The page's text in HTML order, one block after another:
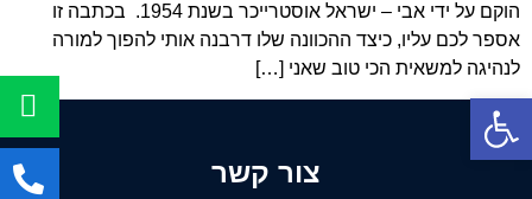
הוקם על ידי אבי – ישראל אוסטרייכר בשנת 1954. בכתבה זו
אספר לכם עליו, כיצד ההכוונה שלו דרבנה אותי להפוך למורה
לנהיגה למשאית הכי טוב שאני […]
צור קשר
פתח סרגל נגישות